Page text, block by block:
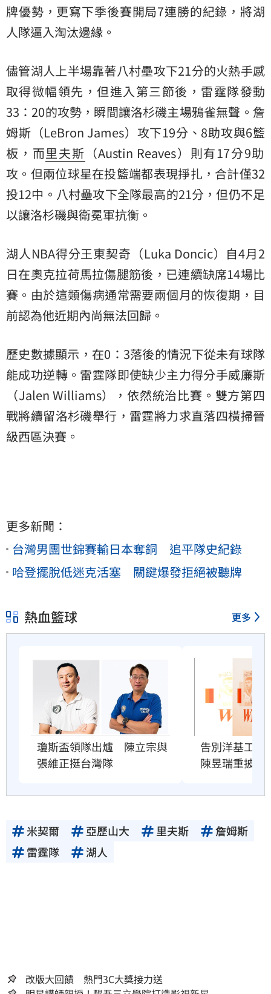
牌優勢，更寫下季後賽開局7連勝的紀錄，將湖
人隊逼入淘汰邊緣。
儘管湖人上半場靠著八村壘攻下21分的火熱手感
取得微幅領先，但進入第三節後，雷霆隊發動
33：20的攻勢，瞬間讓洛杉磯主場鴉雀無聲。 詹
姆斯 （LeBron James）攻下19分、8助攻與6籃
板，而里夫斯 （Austin Reaves）則有17分9助
攻。但兩位球星在投籃端都表現掙扎，合計僅32
投12中。八村壘攻下全隊最高的21分，但仍不足
以讓洛杉磯與衛冕軍抗衡。
湖人NBA得分王東契奇（Luka Doncic）自4月2
日在奧克拉荷馬拉傷腿筋後，已連續缺席14場比
賽。由於這類傷病通常需要兩個月的恢復期，目
前認為他近期內尚無法回歸。
歷史數據顯示，在0：3落後的情況下從未有球隊
能成功逆轉。雷霆隊即使缺少主力得分手威廉斯
（Jalen Williams），依然統治比賽。雙方第四
戰將續留洛杉磯舉行，雷霆將力求直落四橫掃晉
級西區決賽。
更多新聞：
台灣男團世錦賽輸日本奪銅 追平隊史紀錄
哈登擺脫低迷克活塞 關鍵爆發拒絕被聽牌
熱血籃球 更多
瓊斯盃領隊出爐　陳立宗與
張維正挺台灣隊
告別洋基工程
陳昱瑞重披戰
米契爾 亞歷山大 里夫斯
詹姆斯
雷霆隊
湖人
改版大回饋 熱門3C大獎接力送